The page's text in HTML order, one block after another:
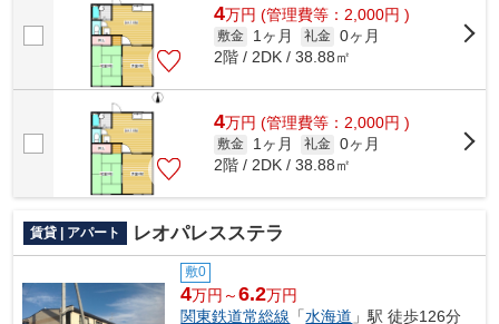
4万円 (管理費等：2,000円 )
敷金 1ヶ月 礼金 0ヶ月
2階 / 2DK / 38.88㎡
4万円 (管理費等：2,000円 )
敷金 1ヶ月 礼金 0ヶ月
2階 / 2DK / 38.88㎡
賃貸 | アパート レオパレスステラ
敷0
4万円～6.2万円
関東鉄道常総線 「水海道 」駅 徒歩126分